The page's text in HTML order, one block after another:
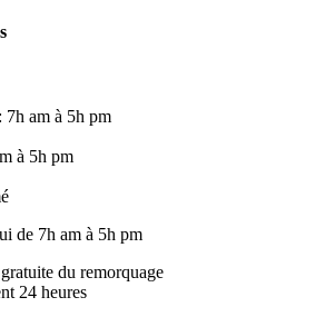
am à 5h pm
à 5h pm
de 7h am à 5h pm
du remorquage
24 heures